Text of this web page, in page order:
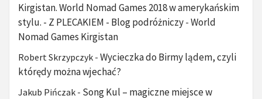
Kirgistan. World Nomad Games 2018 w amerykańskim
stylu. - Z PLECAKIEM - Blog podróżniczy - World
Nomad Games Kirgistan
Robert Skrzypczyk - Wycieczka do Birmy lądem, czyli
którędy można wjechać?
Jakub Pińczak - Song Kul – magiczne miejsce w